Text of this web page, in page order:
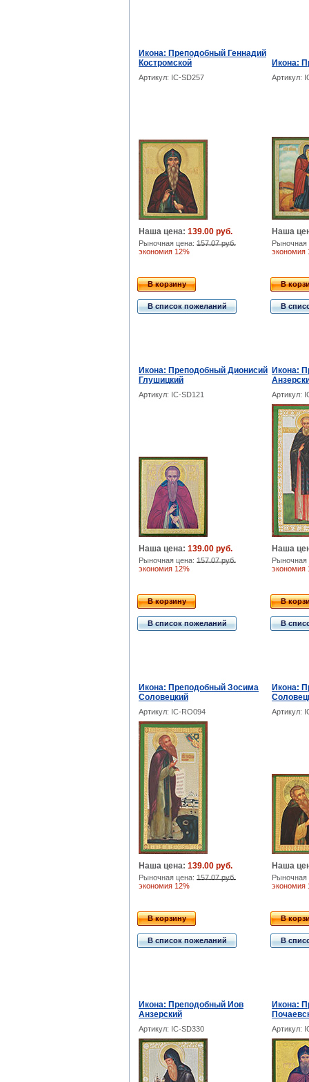
Икона: Преподобный Геннадий
Костромской
Икона:
Артикул: IC-SD257 Артикул:
Наша цена: 139.00 руб.
Рыночная цена: 157.07 руб.
экономия 12%
Наша
экономия
В корзину
В список пожеланий
В
В
Икона: Преподобный Дионисий
Глушицкий
Икона:
Артикул: IC-SD121 Артикул:
Наша цена: 139.00 руб.
Рыночная цена: 157.07 руб.
экономия 12%
Наша
экономия
В корзину
В список пожеланий
В
В
Икона: Преподобный Зосима
Соловецкий
Икона:
Артикул: IC-RO094 Артикул:
Наша цена: 139.00 руб.
Рыночная цена: 157.07 руб.
экономия 12%
Наша
экономия
В корзину
В список пожеланий
В
В
Икона: Преподобный Иов
Анзерский
Икона:
Артикул: IC-SD330 Артикул: